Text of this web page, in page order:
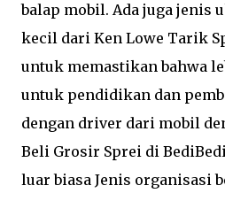
balap mobil. Ada juga jenis
kecil dari Ken Lowe Tarik
untuk memastikan bahwa
untuk pendidikan dan
dengan driver dari mobil
Beli Grosir Sprei di
luar biasa Jenis organisasi